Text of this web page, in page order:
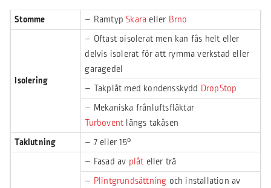
Stomme – RamtypSkara eller Brno
Isolering
– Oftast oisolerat men kan fås helt eller
delvis isolerat för att rymma verkstad eller
garagedel
– Takplåt med kondensskydd DropStop
– Mekaniska frånluftsfläktar
Turbovent längs takåsen
Taklutning
– 7 eller 15°
– Fasad av plåt eller trä
– Plintgrundsättning och installation av